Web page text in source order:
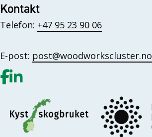
Kontakt
Telefon: +47 95 23 90 06
E-post: post@woodworkscluster.no
Gå til vår Facebook
Gå til vår LinkedIn